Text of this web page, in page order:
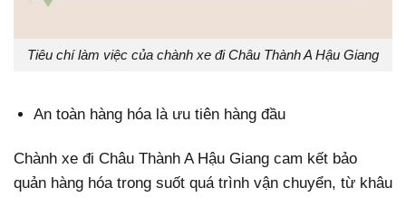
Tiêu chí làm việc của chành xe đi Châu Thành A Hậu Giang
An toàn hàng hóa là ưu tiên hàng đầu
Chành xe đi Châu Thành A Hậu Giang cam kết bảo
quản hàng hóa trong suốt quá trình vận chuyển, từ khâu